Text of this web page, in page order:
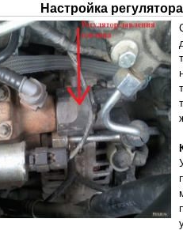
Настройка